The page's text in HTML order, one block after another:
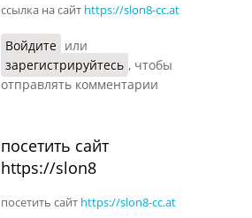
ссылка на сайт https://slon8-cc.at
Войдите или
зарегистрируйтесь , чтобы
отправлять комментарии
посетить сайт
https://slon8
посетить сайт https://slon8-cc.at